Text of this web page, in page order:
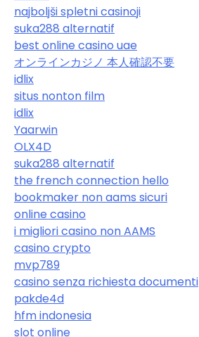
najboljši spletni casinoji
suka288 alternatif
best online casino uae
オンラインカジノ 本人確認不要
idlix
situs nonton film
idlix
Yaarwin
OLX4D
suka288 alternatif
the french connection hello
bookmaker non aams sicuri
online casino
i migliori casino non AAMS
casino crypto
mvp789
casino senza richiesta documenti
pakde4d
hfm indonesia
slot online